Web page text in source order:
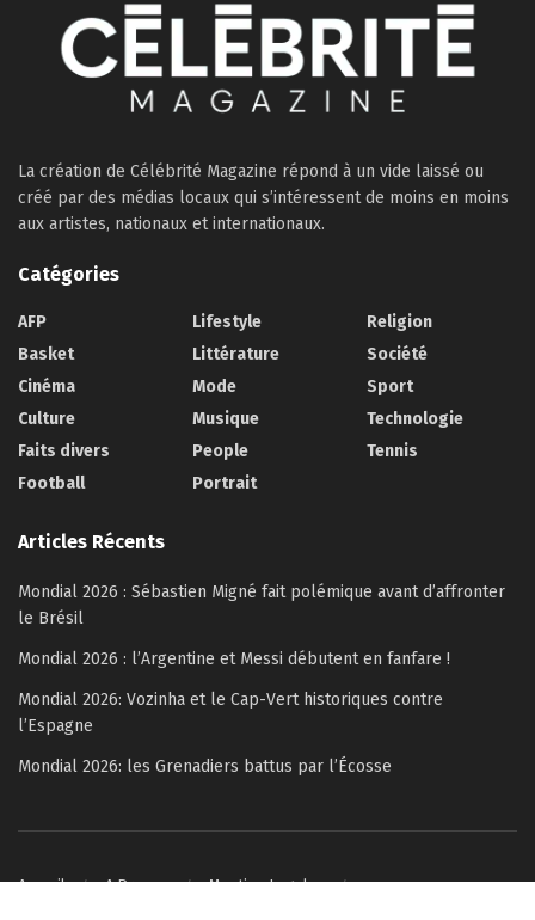
La création de Célébrité Magazine répond à un vide laissé ou
créé par des médias locaux qui s’intéressent de moins en moins
aux artistes, nationaux et internationaux.
Catégories
AFP
Basket
Cinéma
Culture
Faits divers
Football
Lifestyle
Littérature
Mode
Musique
People
Portrait
Religion
Société
Sport
Technologie
Tennis
Articles Récents
Mondial 2026 : Sébastien Migné fait polémique avant d’affronter
le Brésil
Mondial 2026 : l’Argentine et Messi débutent en fanfare !
Mondial 2026: Vozinha et le Cap-Vert historiques contre
l’Espagne
Mondial 2026: les Grenadiers battus par l’Écosse
Accueil A Propos
Mention Legales